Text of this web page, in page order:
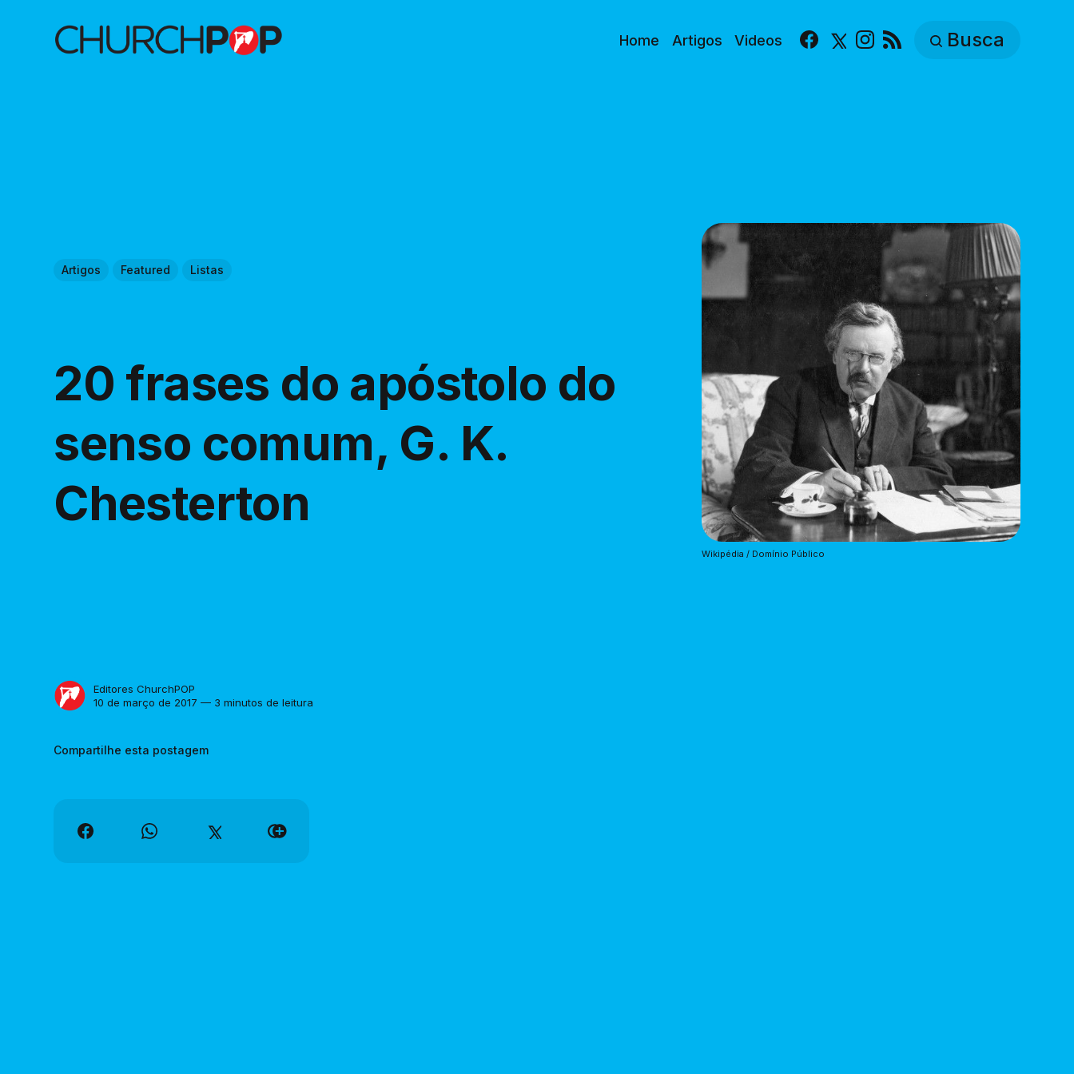
Home Artigos Videos Facebook
X Instagram Busca
Artigos Featured Listas
20 frases do apóstolo do
senso comum, G. K.
Chesterton
Editores ChurchPOP
10 de março de 2017 — 3 minutos de leitura
Compartilhe esta postagem
Wikipédia / Domínio Público